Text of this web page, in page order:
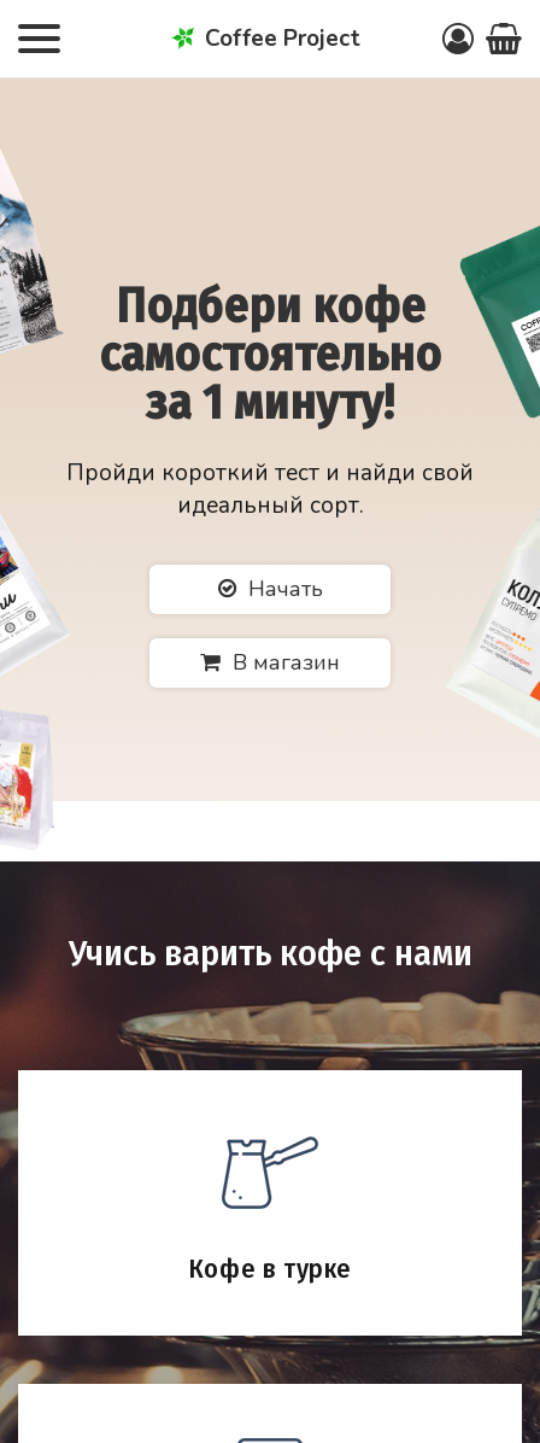
Coffee Project
Подбери кофе
самостоятельно
за 1 минуту!
Пройди короткий тест и найди свой
идеальный сорт.
Начать
В магазин
Учись варить кофе с нами
Кофе в турке